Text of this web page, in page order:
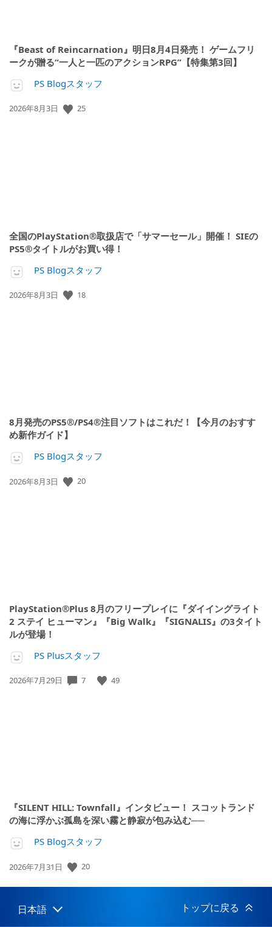
『Beast of Reincarnation』明日8月4日発売！ ゲームフリ
ークが贈る“一人と一匹のアクションRPG”【特集第3回】
PS Blogスタッフ
公
2026年8月3日 25
全国のPlayStation®取扱店で「サマーセール」開催！ SIEの
PS5®タイトルがお買い得！
PS Blogスタッフ
公
2026年8月3日 18
8月発売のPS5®/PS4®注目ソフトはこれだ！【今月のおすす
め新作ガイド】
PS Blogスタッフ
公
2026年8月3日 20
PlayStation®Plus 8月のフリープレイに『ダイイングライト
2 ステイ ヒューマン』『Big Walk』『SIGNALIS』の3タイト
ルが登場！
PS Plusスタッフ
公
2026年7月29日 7 49
『SILENT HILL: Townfall』インタビュー！ スコットランド
の海に浮かぶ孤島を深い霧と静寂が包み込む──
PS Blogスタッフ
公
日:
2026年7月31日 20
Select
a
Current
region:
日本語 トップに戻る